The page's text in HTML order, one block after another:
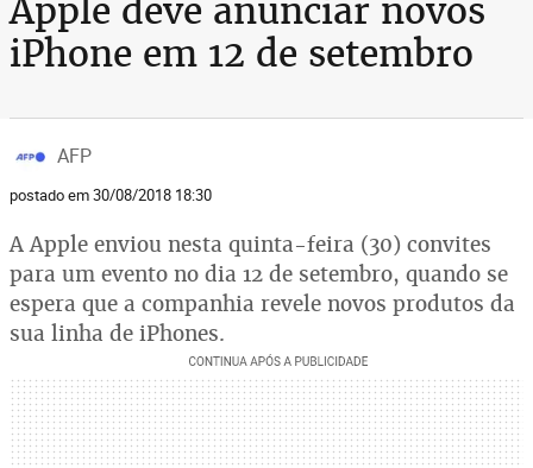
Apple deve anunciar novos
iPhone em 12 de setembro
AFP
postado em 30/08/2018 18:30
A Apple enviou nesta quinta-feira (30) convites
para um evento no dia 12 de setembro, quando se
espera que a companhia revele novos produtos da
sua linha de iPhones.